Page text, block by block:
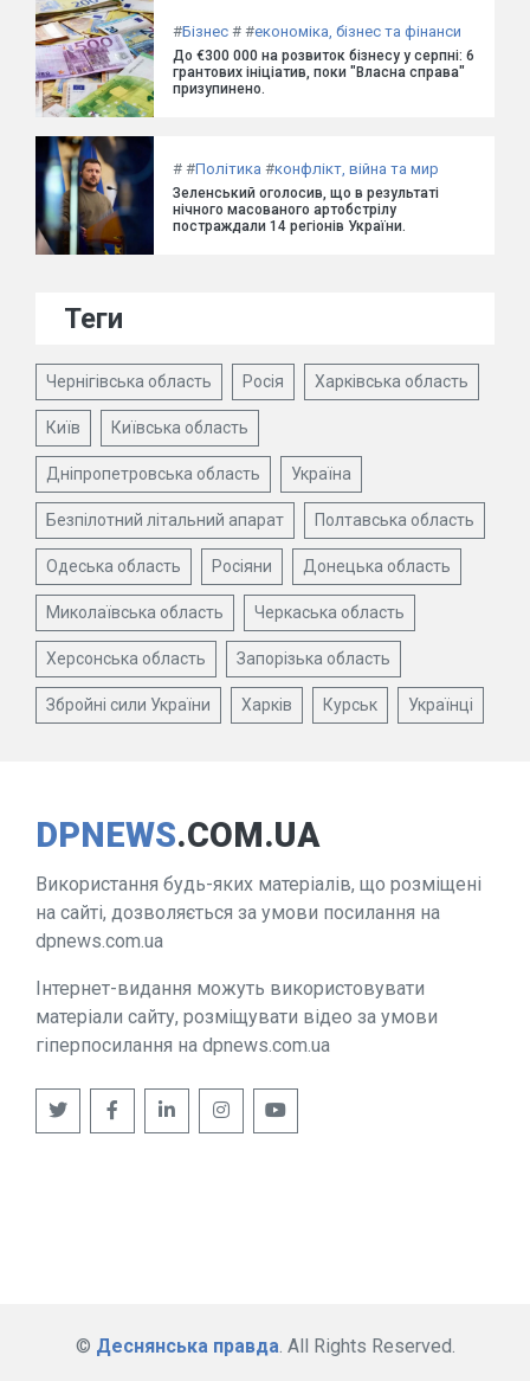
#Бізнес # #економіка, бізнес та фінанси
До €300 000 на розвиток бізнесу у серпні: 6
грантових ініціатив, поки "Власна справа"
призупинено.
# #Політика #конфлікт, війна та мир
Зеленський оголосив, що в результаті
нічного масованого артобстрілу
постраждали 14 регіонів України.
Теги
Чернігівська область Росія Харківська область
Київ Київська область
Дніпропетровська область Україна
Безпілотний літальний апарат Полтавська область
Одеська область Росіяни Донецька область
Миколаївська область Черкаська область
Херсонська область Запорізька область
Збройні сили України Харків Курськ Українці
DPNEWS.COM.UA
Використання будь-яких матеріалів, що розміщені
на сайті, дозволяється за умови посилання на
dpnews.com.ua
Інтернет-видання можуть використовувати
матеріали сайту, розміщувати відео за умови
гіперпосилання на dpnews.com.ua
© Деснянська правда. All Rights Reserved.